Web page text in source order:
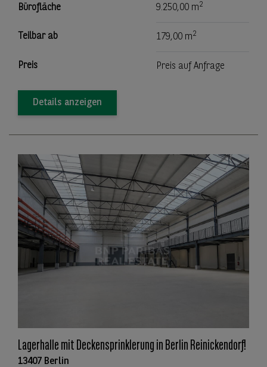
Bürofläche 9.250,00 m2
Teilbar ab 179,00 m2
Preis Preis auf Anfrage
Details anzeigen
Lagerhalle mit Deckensprinklerung in Berlin Reinickendorf!
13407 Berlin